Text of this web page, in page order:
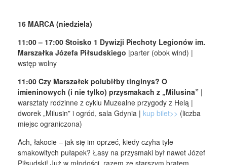
16 MARCA (niedziela)
11:00 – 17:00 Stoisko 1 Dywizji Piechoty Legionów im.
Marszałka Józefa Piłsudskiego |parter (obok wind) |
wstęp wolny
11:00 Czy Marszałek polubiłby tinginys? O
imieninowych (i nie tylko) przysmakach z „Milusina” |
warsztaty rodzinne z cyklu Muzealne przygody z Helą |
dworek „Milusin” i ogród, sala Gdynia | kup bilet>> (liczba
miejsc ograniczona)
Ach, łakocie – jak się im oprzeć, kiedy czyha tyle
smakowitych pułapek? Łasy na przysmaki był nawet Józef